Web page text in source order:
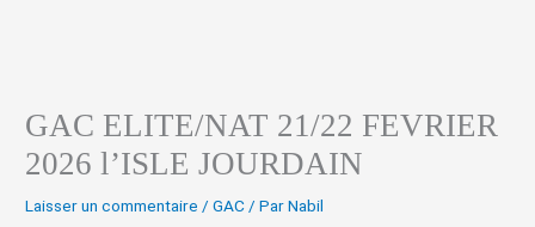
GAC ELITE/NAT 21/22 FEVRIER
2026 l’ISLE JOURDAIN
Laisser un commentaire /GAC / ParNabil